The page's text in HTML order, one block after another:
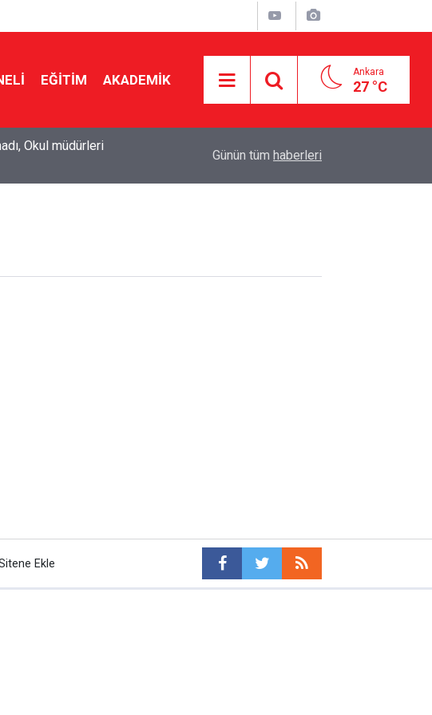
EĞİTİM AKADEMİK Ankara
27 °C
Okul müdürleri
2026-2027 ücretli öğretmenlik: Kimler
Günün tüm haberleri
Ekle